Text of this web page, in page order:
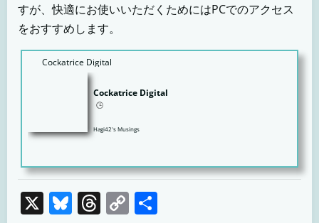
すが、快適にお使いいただくためにはPCでのアクセス
をおすすめします。
Cockatrice Digital
Cockatrice Digital
🕒️
Hagi42's Musings
X Bluesky
Threads
Copy